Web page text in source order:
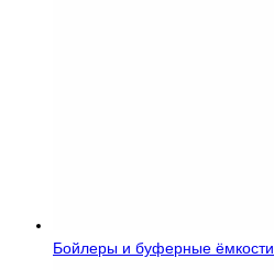
Бойлеры и буферные ёмкости